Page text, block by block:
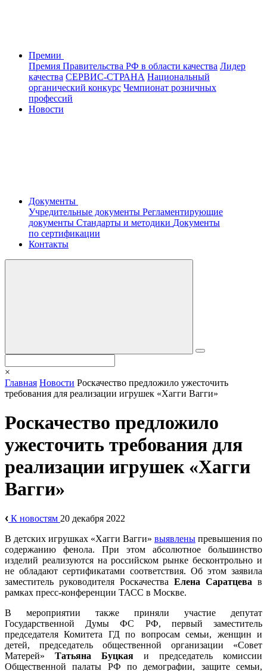
Премии
Премия Правительства РФ в области качества Лидер
качества СЕРВИС-СТРАНА Национальный
органический конкурс Чемпионат розничных
профессий
Новости
Документы
Учредительные документы Регламентирующие
документы Стандарты и методики Документы
по сертификации
Контакты
×
Главная Новости Роскачество предложило ужесточить
требования для реализации игрушек «Хагги Вагги»
Роскачество предложило
ужесточить требования для
реализации игрушек «Хагги
Вагги»
К новостям 20 декабря 2022
В детских игрушках «Хагги Вагги» выявлены превышения по
содержанию фенола. При этом абсолютное большинство
изделий реализуются на российском рынке бесконтрольно и
не обладают сертификатами соответствия. Об этом заявила
заместитель руководителя Роскачества Елена Саратцева в
рамках пресс-конференции ТАСС в Москве.
В мероприятии также приняли участие депутат
Государственной Думы ФС РФ, первый заместитель
председателя Комитета ГД по вопросам семьи, женщин и
детей, председатель общественной организации «Совет
Матерей» Татьяна Буцкая и
председатель комиссии
Общественной палаты РФ по демографии, защите семьи,